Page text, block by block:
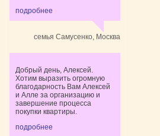
подробнее
семья Самусенко, Москва
Добрый день, Алексей.
Хотим выразить огромную
благодарность Вам Алексей
и Алле за организацию и
завершение процесса
покупки квартиры.
подробнее